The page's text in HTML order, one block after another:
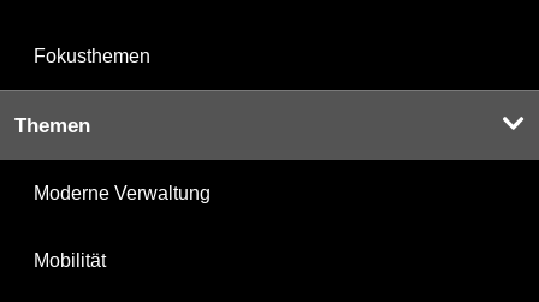
Fokusthemen
Themen
Moderne Verwaltung
Mobilität